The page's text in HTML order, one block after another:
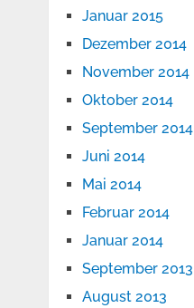
Januar 2015
Dezember 2014
November 2014
Oktober 2014
September 2014
Juni 2014
Mai 2014
Februar 2014
Januar 2014
September 2013
August 2013